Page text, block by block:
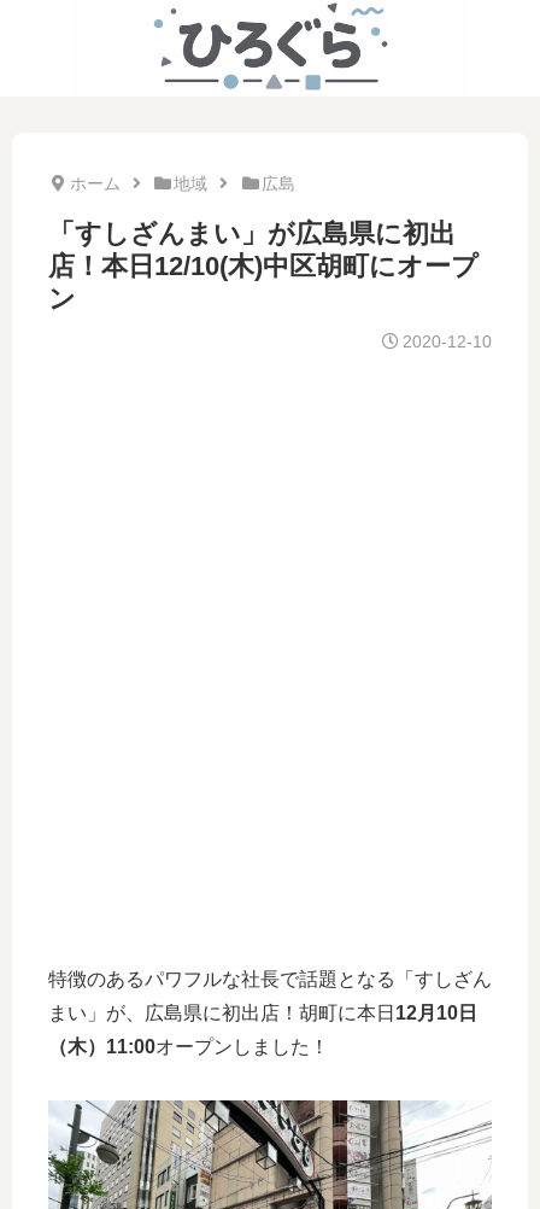
ホーム 地域 広島
「すしざんまい」が広島県に初出
店！本日12/10(木)中区胡町にオープ
ン
2020-12-10
特徴のあるパワフルな社長で話題となる「すしざん
まい」が、広島県に初出店！胡町に本日 12月10日
（木）11:00オープンしました！